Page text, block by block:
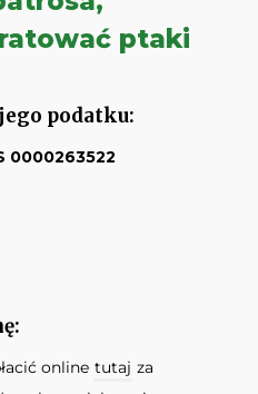
ptaki
podatku:
0000263522
online tutaj za